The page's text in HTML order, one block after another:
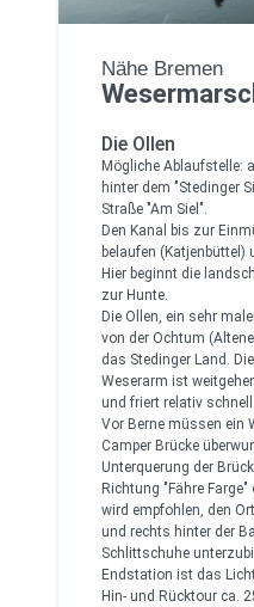
Nähe Bremen
Die Ollen
Mögliche Ablaufstelle:
hinter dem "Stedinger
Straße "Am Siel".
Den Kanal bis zur
belaufen (Katjenbüttel)
Hier beginnt die
zur Hunte.
Die Ollen, ein sehr
von der Ochtum
das Stedinger Land.
Weserarm ist
und friert relativ schnell
Vor Berne müssen ein
Camper Brücke
Unterquerung der
Richtung "Fähre
wird empfohlen, den
und rechts hinter der
Schlittschuhe
Endstation ist das
Hin- und Rücktour ca.